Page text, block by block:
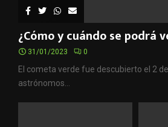
¿Cómo y cuándo se podrá
31/01/2023 0
El cometa verde fue descubierto el 2
astrónomos...